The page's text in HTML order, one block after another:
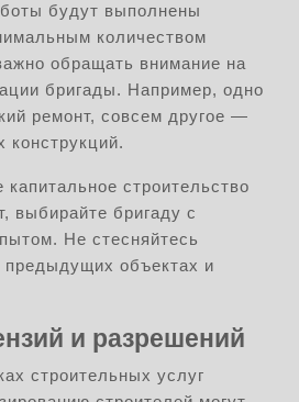
будут выполнены
количеством
обращать внимание на
бригады. Например, одно
ремонт, совсем другое —
конструкций.
строительство
выбирайте бригаду с
Не стесняйтесь
предыдущих объектах и
и разрешений
строительных услуг